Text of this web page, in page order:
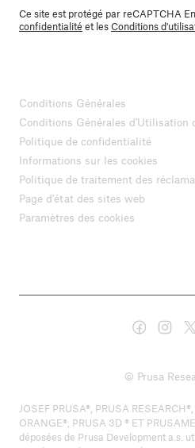
Ce site est protégé par reCAPTCHA
confidentialité et lesConditions
Conditions Générales
Conditions Générales d'Utilisation
Politique de confidentialité
Informations sur les cookies
Politique de traitement des
Page d'état des sites web
Paramètres des cookies
© Prusa
JOSEF PRUSA®, PRUSA
ORANGE®, PRUSA 3D ® ET
déposées de Prusa Development a.s.